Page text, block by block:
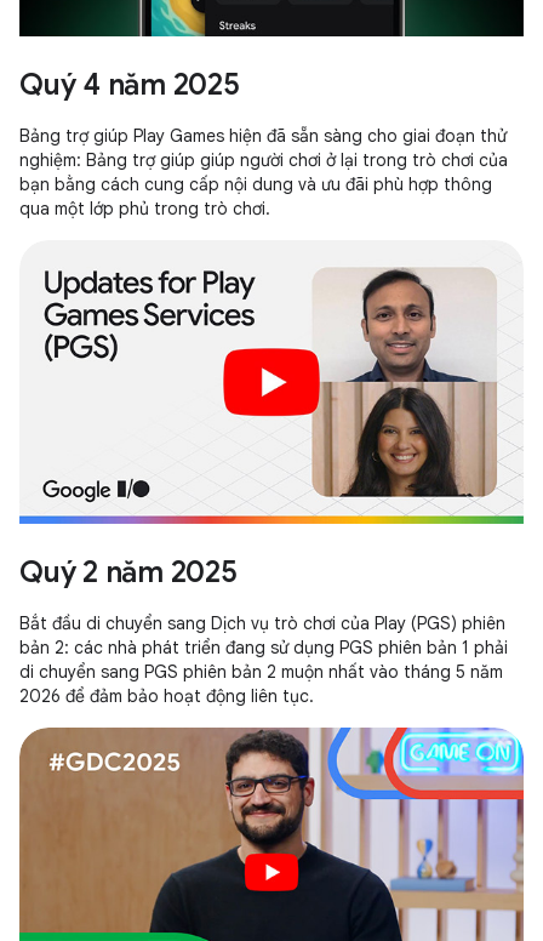
Quý 4 năm 2025
Bảng trợ giúp Play Games hiện đã sẵn sàng cho giai đoạn thử
nghiệm: Bảng trợ giúp giúp người chơi ở lại trong trò chơi của
bạn bằng cách cung cấp nội dung và ưu đãi phù hợp thông
qua một lớp phủ trong trò chơi.
Quý 2 năm 2025
Bắt đầu di chuyển sang Dịch vụ trò chơi của Play (PGS) phiên
bản 2: các nhà phát triển đang sử dụng PGS phiên bản 1 phải
di chuyển sang PGS phiên bản 2 muộn nhất vào tháng 5 năm
2026 để đảm bảo hoạt động liên tục.